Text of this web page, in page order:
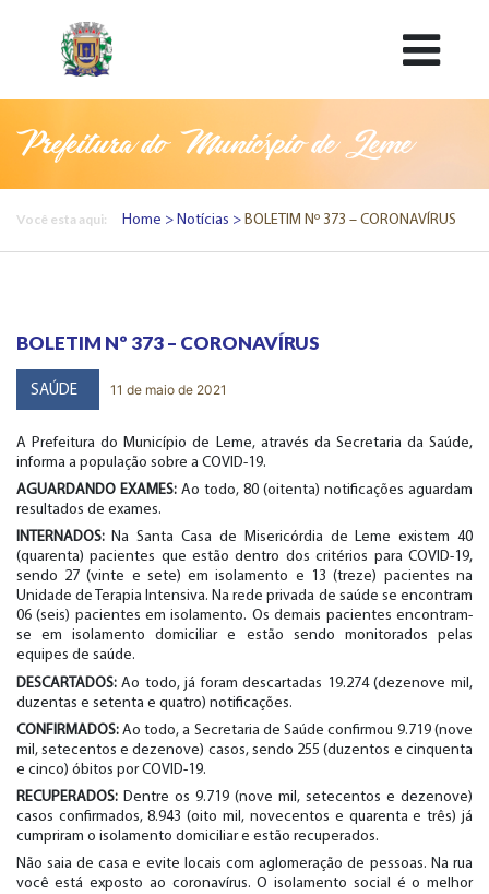
Prefeitura do Município de Leme
Você esta aqui: Home Notícias BOLETIM Nº 373 – CORONAVÍRUS
BOLETIM Nº 373 – CORONAVÍRUS
SAÚDE 11 de maio de 2021
A Prefeitura do Município de Leme, através da Secretaria da Saúde,
informa a população sobre a COVID-19.
AGUARDANDO EXAMES:Ao todo, 80 (oitenta) notificações aguardam
resultados de exames.
INTERNADOS:Na Santa Casa de Misericórdia de Leme existem 40
(quarenta) pacientes que estão dentro dos critérios para COVID-19,
sendo 27 (vinte e sete) em isolamento e 13 (treze) pacientes na
Unidade de Terapia Intensiva. Na rede privada de saúde se encontram
06 (seis) pacientes em isolamento. Os demais pacientes encontram-
se em isolamento domiciliar e estão sendo monitorados pelas
equipes de saúde.
DESCARTADOS:Ao todo, já foram descartadas 19.274 (dezenove mil,
duzentas e setenta e quatro) notificações.
CONFIRMADOS:Ao todo, a Secretaria de Saúde confirmou 9.719 (nove
mil, setecentos e dezenove) casos, sendo 255 (duzentos e cinquenta
e cinco) óbitos por COVID-19.
RECUPERADOS:Dentre os 9.719 (nove mil, setecentos e dezenove)
casos confirmados, 8.943 (oito mil, novecentos e quarenta e três) já
cumpriram o isolamento domiciliar e estão recuperados.
Não saia de casa e evite locais com aglomeração de pessoas. Na rua
você está exposto ao coronavírus. O isolamento social é o melhor